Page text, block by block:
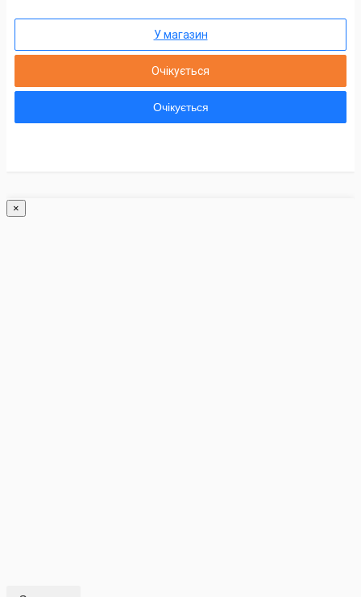
У магазин
Очікується
Очікується
×